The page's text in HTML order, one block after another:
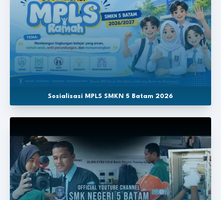
Sosialisasi MPLS SMKN 5 Batam 2026